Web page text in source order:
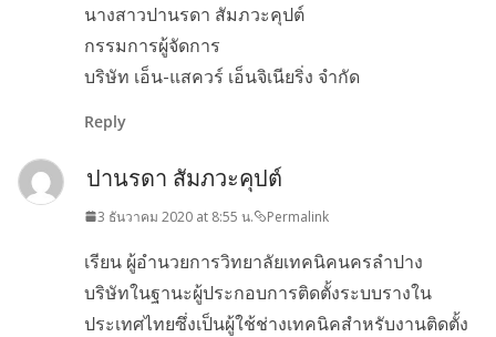
นางสาวปานรดา สัมภวะคุปต์
กรรมการผู้จัดการ
บริษัท เอ็น-แสควร์ เอ็นจิเนียริ่ง จำกัด
Reply
ปานรดา สัมภวะคุปต์
3 ธันวาคม 2020 at 8:55 น. Permalink
เรียน ผู้อำนวยการวิทยาลัยเทคนิคนครลำปาง
บริษัทในฐานะผู้ประกอบการติดตั้งระบบรางใน
ประเทศไทยซึ่งเป็นผู้ใช้ช่างเทคนิคสำหรับงานติดตั้ง